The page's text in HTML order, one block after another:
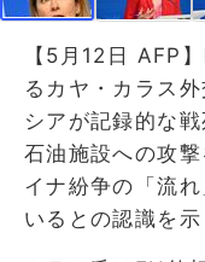
【5月12日 AFP
るカヤ・カラス
シアが記録的な
石油施設への攻
イナ紛争の「流
いるとの認識を示